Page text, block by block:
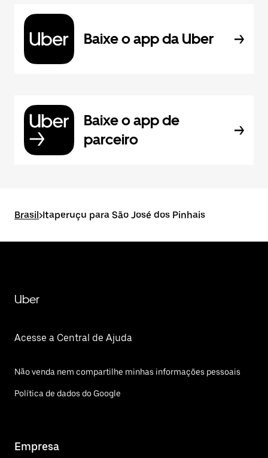
Baixe o app da Uber
Baixe o app de
parceiro
Brasil>Itaperuçu para São José dos Pinhais
Uber
Acesse a Central de Ajuda
Não venda nem compartilhe minhas informações pessoais
Política de dados do Google
Empresa